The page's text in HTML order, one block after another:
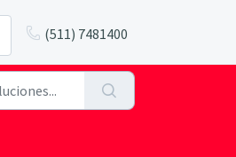
(511) 7481400